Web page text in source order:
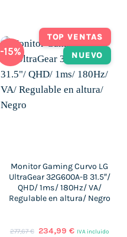
-15%
TOP VENTAS
NUEVO
Monitor Gaming Curvo LG
UltraGear 32G600A-B 31.5″/
QHD/ 1ms/ 180Hz/ VA/
Regulable en altura/ Negro
277,67€ El
234,99€ElIVA incluido